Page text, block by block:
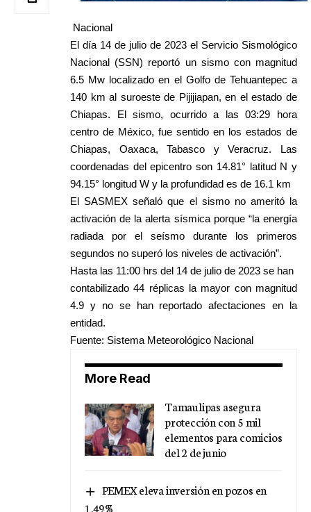
Nacional
El día 14 de julio de 2023 el Servicio Sismológico
Nacional (SSN) reportó un sismo con magnitud
6.5 Mw localizado en el Golfo de Tehuantepec a
140 km al suroeste de Pijijiapan, en el estado de
Chiapas. El sismo, ocurrido a las 03:29 hora
centro de México, fue sentido en los estados de
Chiapas, Oaxaca, Tabasco y Veracruz. Las
coordenadas del epicentro son 14.81° latitud N y
94.15° longitud W y la profundidad es de 16.1 km
El SASMEX señaló que el sismo no ameritó la
activación de la alerta sísmica porque “la energía
radiada por el seísmo durante los primeros
segundos no superó los niveles de activación”.
Hasta las 11:00 hrs del 14 de julio de 2023 se han
contabilizado 44 réplicas la mayor con magnitud
4.9 y no se han reportado afectaciones en la
entidad.
Fuente: Sistema Meteorológico Nacional
More Read
Tamaulipas asegura
protección con 5 mil
elementos para comicios
del 2 de junio
PEMEX eleva inversión en pozos en
1.49%